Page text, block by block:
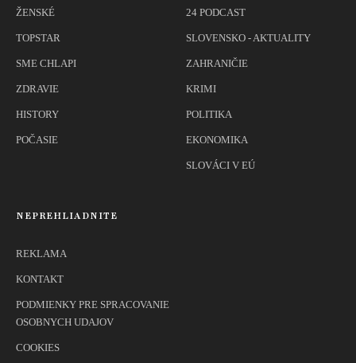
ŽENSKÉ
TOPSTAR
SME CHLAPI
ZDRAVIE
HISTORY
POČASIE
24 PODCAST
SLOVENSKO - AKTUALITY
ZAHRANIČIE
KRIMI
POLITIKA
EKONOMIKA
SLOVÁCI V EÚ
NEPREHLIADNITE
REKLAMA
KONTAKT
PODMIENKY PRE SPRACOVANIE
OSOBNYCH UDAJOV
COOKIES